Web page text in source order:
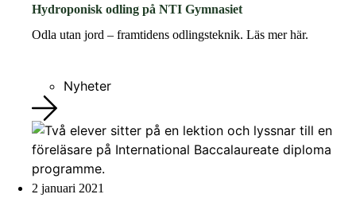
Hydroponisk odling på NTI Gymnasiet
Odla utan jord – framtidens odlingsteknik. Läs mer här.
Nyheter
2 januari 2021